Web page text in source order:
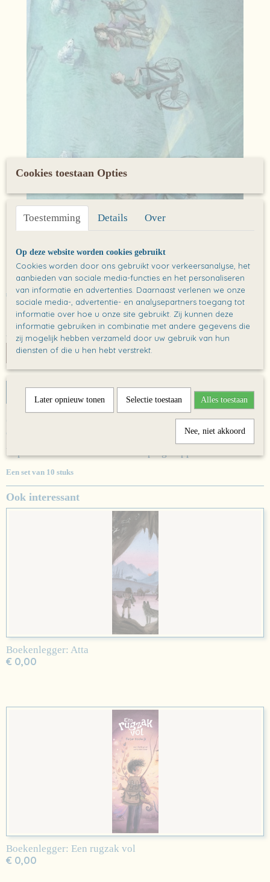
Boekenlegger: Camping Beppe
€ 0,00 (inclusief btw 0%)
Op voorraad
Aantal
Camping Beppe door Inge Besaris en Donna Kroese
https://lemniscaat.nl/boeken/camping-beppe
Een set van 10 stuks
Ook interessant
Boekenlegger: Atta
€ 0,00
Boekenlegger: Een rugzak vol
€ 0,00
Cookies toestaan Opties
Toestemming Details Over
Op deze website worden cookies gebruikt
Cookies worden door ons gebruikt voor verkeersanalyse, het
aanbieden van sociale media-functies en het personaliseren
van informatie en advertenties. Daarnaast verlenen we onze
sociale media-, advertentie- en analysepartners toegang tot
informatie over hoe u onze site gebruikt. Zij kunnen deze
informatie gebruiken in combinatie met andere gegevens die
zij mogelijk hebben verzameld door uw gebruik van hun
diensten of die u hen hebt verstrekt.
Later opnieuw tonen Selectie toestaan Alles toestaan
Nee, niet akkoord